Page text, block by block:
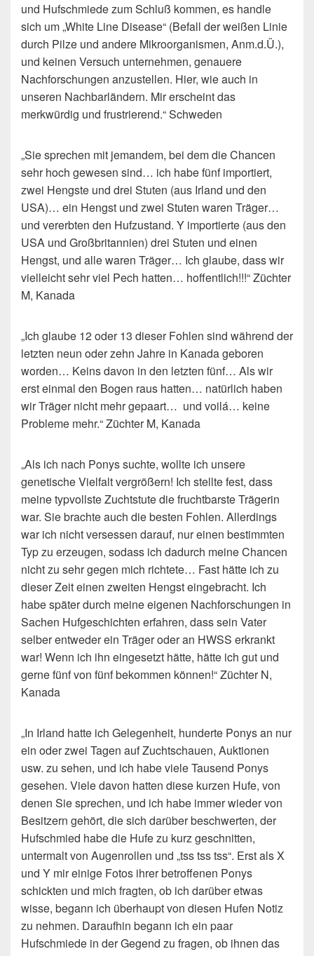
und Hufschmiede zum Schluß kommen, es handle
sich um „White Line Disease“ (Befall der weißen Linie
durch Pilze und andere Mikroorganismen, Anm.d.Ü.),
und keinen Versuch unternehmen, genauere
Nachforschungen anzustellen. Hier, wie auch in
unseren Nachbarländern. Mir erscheint das
merkwürdig und frustrierend.“ Schweden
„Sie sprechen mit jemandem, bei dem die Chancen
sehr hoch gewesen sind… ich habe fünf importiert,
zwei Hengste und drei Stuten (aus Irland und den
USA)… ein Hengst und zwei Stuten waren Träger…
und vererbten den Hufzustand. Y importierte (aus den
USA und Großbritannien) drei Stuten und einen
Hengst, und alle waren Träger… Ich glaube, dass wir
vielleicht sehr viel Pech hatten… hoffentlich!!!“ Züchter
M, Kanada
„Ich glaube 12 oder 13 dieser Fohlen sind während der
letzten neun oder zehn Jahre in Kanada geboren
worden… Keins davon in den letzten fünf… Als wir
erst einmal den Bogen raus hatten… natürlich haben
wir Träger nicht mehr gepaart… und voilá… keine
Probleme mehr.“ Züchter M, Kanada
„Als ich nach Ponys suchte, wollte ich unsere
genetische Vielfalt vergrößern! Ich stellte fest, dass
meine typvollste Zuchtstute die fruchtbarste Trägerin
war. Sie brachte auch die besten Fohlen. Allerdings
war ich nicht versessen darauf, nur einen bestimmten
Typ zu erzeugen, sodass ich dadurch meine Chancen
nicht zu sehr gegen mich richtete… Fast hätte ich zu
dieser Zeit einen zweiten Hengst eingebracht. Ich
habe später durch meine eigenen Nachforschungen in
Sachen Hufgeschichten erfahren, dass sein Vater
selber entweder ein Träger oder an HWSS erkrankt
war! Wenn ich ihn eingesetzt hätte, hätte ich gut und
gerne fünf von fünf bekommen können!“ Züchter N,
Kanada
„In Irland hatte ich Gelegenheit, hunderte Ponys an nur
ein oder zwei Tagen auf Zuchtschauen, Auktionen
usw. zu sehen, und ich habe viele Tausend Ponys
gesehen. Viele davon hatten diese kurzen Hufe, von
denen Sie sprechen, und ich habe immer wieder von
Besitzern gehört, die sich darüber beschwerten, der
Hufschmied habe die Hufe zu kurz geschnitten,
untermalt von Augenrollen und „tss tss tss“. Erst als X
und Y mir einige Fotos ihrer betroffenen Ponys
schickten und mich fragten, ob ich darüber etwas
wisse, begann ich überhaupt von diesen Hufen Notiz
zu nehmen. Daraufhin begann ich ein paar
Hufschmiede in der Gegend zu fragen, ob ihnen das